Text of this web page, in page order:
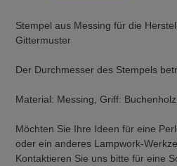
Stempel aus Messing für die
Gittermuster
Der Durchmesser des Stempels
Material: Messing, Griff: Buchenholz.
Möchten Sie Ihre Ideen für eine
oder ein anderes Lampwork-
Kontaktieren Sie uns bitte für eine